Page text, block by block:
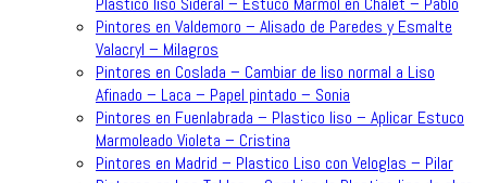
Pintores en Valdemoro – Alisado de Paredes y Esmalte
Valacryl – Milagros
Pintores en Coslada – Cambiar de liso normal a Liso
Afinado – Laca – Papel pintado – Sonia
Pintores en Fuenlabrada – Plastico liso – Aplicar Estuco
Marmoleado Violeta – Cristina
Pintores en Madrid – Plastico Liso con Veloglas – Pilar